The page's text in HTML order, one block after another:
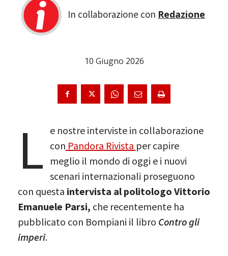
Redazione
10 Giugno 2026
L e nostre interviste in collaborazione
con Pandora Rivista per capire
meglio il mondo di oggi e i nuovi
scenari internazionali proseguono
con questa intervista al politologo Vittorio
Emanuele Parsi, che recentemente ha
pubblicato con Bompiani il libro Contro gli
imperi.